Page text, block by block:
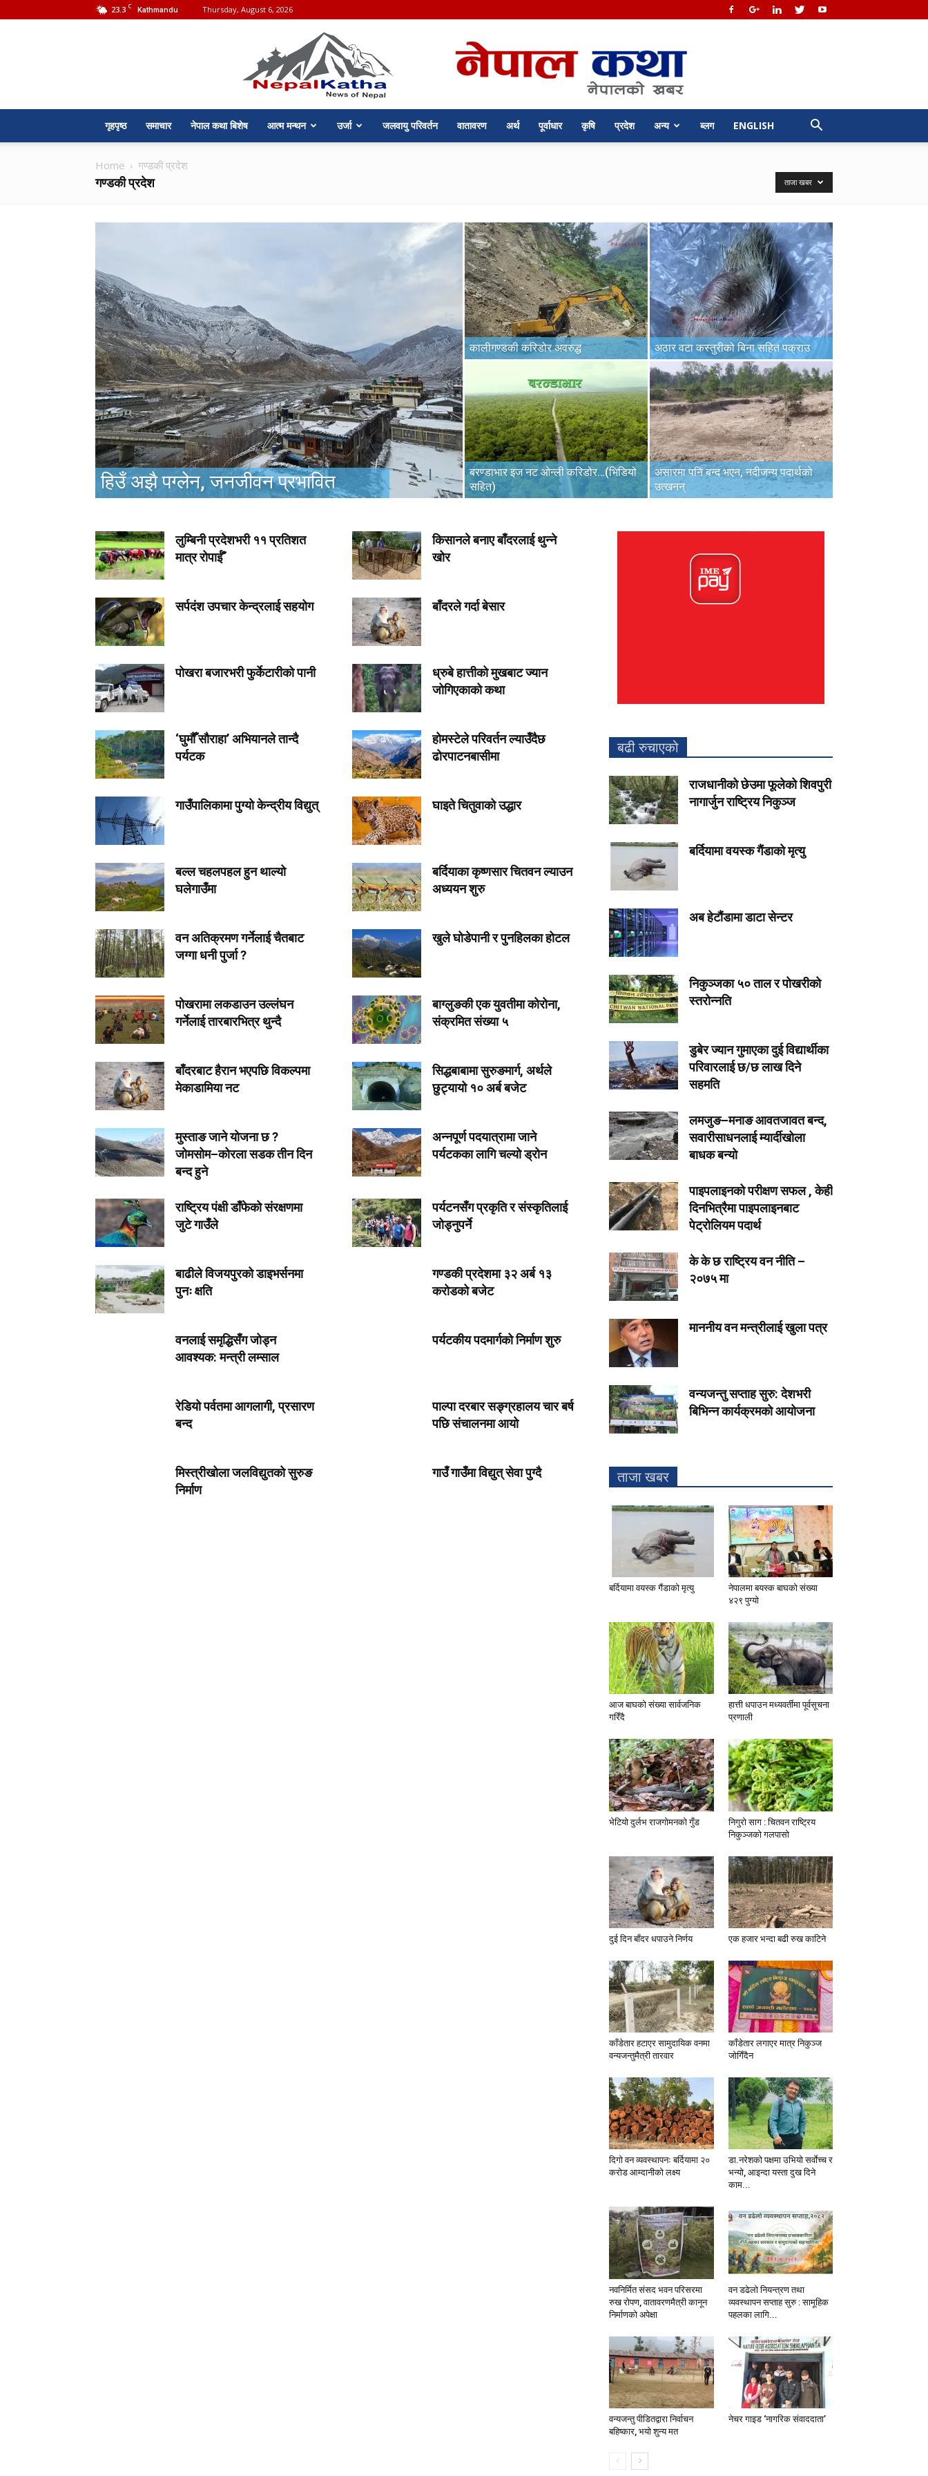
23.3 C Kathmandu Thursday, August 6, 2026
nepalkatha.com
गृहपृष्ठ समाचार नेपाल कथा बिशेष आत्म मन्थन उर्जा जलवायु परिवर्तन वातावरण अर्थ पूर्वाधार कृषि प्रदेश अन्य ब्लग ENGLISH
Home गण्डकी प्रदेश
गण्डकी प्रदेश ताजा खबर
हिउँ अझै पग्लेन, जनजीवन प्रभावित
कालीगण्डकी करिडोर अवरुद्ध अठार वटा कस्तुरीको बिना सहित पक्राउ
बरण्डाभार इज नट ओन्ली करिडोर…(भिडियो
सहित)
असारमा पनि बन्द भएन, नदीजन्य पदार्थको
उत्खनन्
लुम्बिनी प्रदेशभरी ११ प्रतिशत
मात्र रोपाईँ
किसानले बनाए बाँदरलाई थुन्ने
खोर
सर्पदंश उपचार केन्द्रलाई सहयोग बाँदरले गर्दा बेसार
पोखरा बजारभरी फुर्केटारीको पानी
ध्रुबे हात्तीको मुखबाट ज्यान
जोगिएकाको कथा
‘घुमौँ सौराहा’ अभियानले तान्दै
पर्यटक
होमस्टेले परिवर्तन ल्याउँदैछ
ढोरपाटनबासीमा
गाउँपालिकामा पुग्यो केन्द्रीय विद्युत् घाइते चितुवाको उद्धार
बल्ल चहलपहल हुन थाल्यो
घलेगाउँमा
बर्दियाका कृष्णसार चितवन ल्याउन
अध्ययन शुरु
वन अतिक्रमण गर्नेलाई चैतबाट
जग्गा धनी पुर्जा ?
खुले घोडेपानी र पुनहिलका होटल
पोखरामा लकडाउन उल्लंघन
गर्नेलाई तारबारभित्र थुन्दै
बाग्लुङकी एक युवतीमा कोरोना,
संक्रमित संख्या ५
बाँदरबाट हैरान भएपछि विकल्पमा
मेकाडामिया नट
सिद्धबाबामा सुरुङमार्ग, अर्थले
छुट्यायो १० अर्ब बजेट
मुस्ताङ जाने योजना छ ?
जोमसोम–कोरला सडक तीन दिन
बन्द हुने
अन्नपूर्ण पदयात्रामा जाने
पर्यटकका लागि चल्यो ड्रोन
राष्ट्रिय पंक्षी डाँफेको संरक्षणमा
जुटे गाउँले
पर्यटनसँग प्रकृति र संस्कृतिलाई
जोड्नुपर्ने
बाढीले विजयपुरको डाइभर्सनमा
पुनः क्षति
गण्डकी प्रदेशमा ३२ अर्ब १३
करोडको बजेट
वनलाई समृद्धिसँग जोड्न
आवश्यक: मन्त्री लम्साल
पर्यटकीय पदमार्गको निर्माण शुरु
रेडियो पर्वतमा आगलागी, प्रसारण
बन्द
पाल्पा दरबार सङ्ग्रहालय चार बर्ष
पछि संचालनमा आयो
मिस्त्रीखोला जलविद्युतको सुरुङ
निर्माण
गाउँ गाउँमा विद्युत् सेवा पुग्दै
बढी रुचाएको
राजधानीको छेउमा फूलेको शिवपुरी
नागार्जुन राष्ट्रिय निकुञ्ज
बर्दियामा वयस्क गैंडाको मृत्यु
अब हेटौंडामा डाटा सेन्टर
निकुञ्जका ५० ताल र पोखरीको
स्तरोन्नति
डुबेर ज्यान गुमाएका दुई विद्यार्थीका
परिवारलाई छ/छ लाख दिने
सहमति
लमजुङ–मनाङ आवतजावत बन्द,
सवारीसाधनलाई म्यार्दीखोला
बाधक बन्यो
पाइपलाइनको परीक्षण सफल , केही
दिनभित्रैमा पाइपलाइनबाट
पेट्रोलियम पदार्थ
के के छ राष्ट्रिय वन नीति –
२०७५ मा
माननीय वन मन्त्रीलाई खुला पत्र
वन्यजन्तु सप्ताह सुरु: देशभरी
बिभिन्न कार्यक्रमको आयोजना
ताजा खबर
बर्दियामा वयस्क गैंडाको मृत्यु
नेपालमा बयस्क बाघको संख्या
४२९ पुग्यो
आज बाघको संख्या सार्वजनिक
गरिँदै
हात्ती धपाउन मध्यवर्तीमा पूर्वसूचना
प्रणाली
भेटियो दुर्लभ राजगोमनको गुँड
निगुरो साग : चितवन राष्ट्रिय
निकुञ्जको गलपासो
दुई दिन बाँदर धपाउने निर्णय एक हजार भन्दा बढी रुख काटिने
काँडेतार हटाएर सामुदायिक वनमा
वन्यजन्तुमैत्री तारवार
काँडेतार लगाएर मात्र निकुञ्ज
जोगिँदैन
दिगो वन व्यवस्थापनः बर्दियामा २०
करोड आम्दानीको लक्ष्य
डा.नरेशको पक्षमा उभियो सर्वाेच्च र
भन्यो, आइन्दा यस्ता दुख दिने
काम...
नवनिर्मित संसद भवन परिसरमा
रुख रोपण, वातावरणमैत्री कानून
निर्माणको अपेक्षा
वन डढेलो नियन्त्रण तथा
व्यवस्थापन सप्ताह सुरु : सामूहिक
पहलका लागि...
वन्यजन्तु पीडितद्वारा निर्वाचन
बहिष्कार, भयो शुन्य मत
नेचर गाइड ‘नागरिक संवाददाता’